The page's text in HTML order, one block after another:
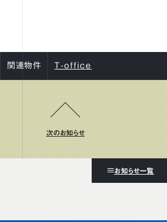
関連物件 T-office
お知らせ一覧
次のお知らせ